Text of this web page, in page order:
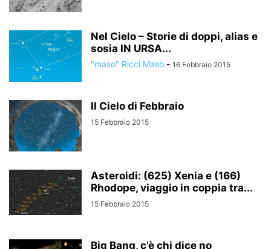
Nel Cielo – Storie di doppi, alias e
sosia IN URSA...
"maso" Ricci Maso - 16 Febbraio 2015
Il Cielo di Febbraio
15 Febbraio 2015
Asteroidi: (625) Xenia e (166)
Rhodope, viaggio in coppia tra...
15 Febbraio 2015
Big Bang, c’è chi dice no